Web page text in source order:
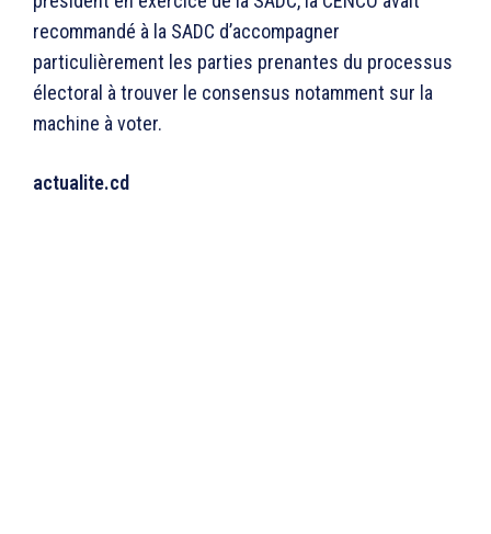
recommandé à la SADC d’accompagner
particulièrement les parties prenantes du processus
électoral à trouver le consensus notamment sur la
machine à voter.
actualite.cd